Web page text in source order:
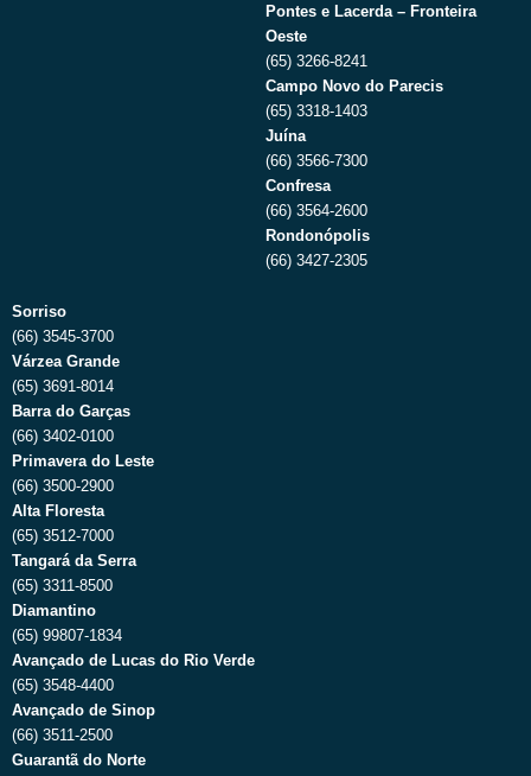
Pontes e Lacerda – Fronteira
Oeste
(65) 3266-8241
Campo Novo do Parecis
(65) 3318-1403
Juína
(66) 3566-7300
Confresa
(66) 3564-2600
Rondonópolis
(66) 3427-2305
Sorriso
(66) 3545-3700
Várzea Grande
(65) 3691-8014
Barra do Garças
(66) 3402-0100
Primavera do Leste
(66) 3500-2900
Alta Floresta
(65) 3512-7000
Tangará da Serra
(65) 3311-8500
Diamantino
(65) 99807-1834
Avançado de Lucas do Rio Verde
(65) 3548-4400
Avançado de Sinop
(66) 3511-2500
Guarantã do Norte